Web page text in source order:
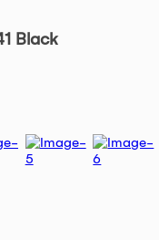
Black